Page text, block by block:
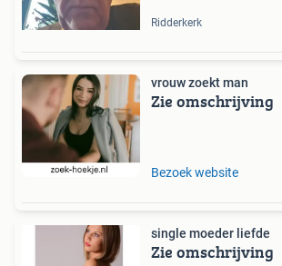
Ridderkerk
vrouw zoekt man
Zie omschrijving
Bezoek website
single moeder liefde
Zie omschrijving